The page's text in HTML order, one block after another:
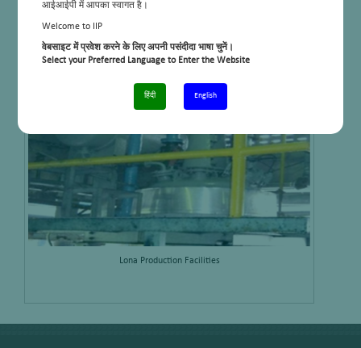
आईआईपी में आपका स्वागत है।
Welcome to IIP
वेबसाइट में प्रवेश करने के लिए अपनी पसंदीदा भाषा चुनें।
Select your Preferred Language to Enter the Website
हिंदी English
Automatic Mercaptan Sulphur Analyser
Lona Production Facilities